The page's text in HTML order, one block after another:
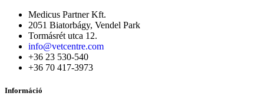
Medicus Partner Kft.
2051 Biatorbágy, Vendel Park
Tormásrét utca 12.
info@vetcentre.com
+36 23 530-540
+36 70 417-3973
Információ